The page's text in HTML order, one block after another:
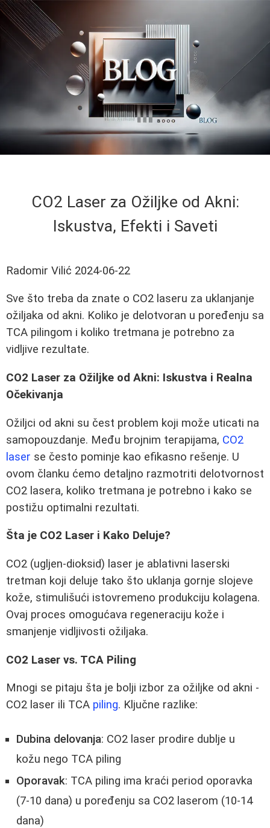
CO2 Laser za Ožiljke od Akni:
Iskustva, Efekti i Saveti
Radomir Vilić 2024-06-22
Sve što treba da znate o CO2 laseru za uklanjanje
ožiljaka od akni. Koliko je delotvoran u poređenju sa
TCA pilingom i koliko tretmana je potrebno za
vidljive rezultate.
CO2 Laser za Ožiljke od Akni: Iskustva i Realna
Očekivanja
Ožiljci od akni su čest problem koji može uticati na
samopouzdanje. Među brojnim terapijama, CO2
laser se često pominje kao efikasno rešenje. U
ovom članku ćemo detaljno razmotriti delotvornost
CO2 lasera, koliko tretmana je potrebno i kako se
postižu optimalni rezultati.
Šta je CO2 Laser i Kako Deluje?
CO2 (ugljen-dioksid) laser je ablativni laserski
tretman koji deluje tako što uklanja gornje slojeve
kože, stimulišući istovremeno produkciju kolagena.
Ovaj proces omogućava regeneraciju kože i
smanjenje vidljivosti ožiljaka.
CO2 Laser vs. TCA Piling
Mnogi se pitaju šta je bolji izbor za ožiljke od akni -
CO2 laser ili TCA piling. Ključne razlike:
Dubina delovanja: CO2 laser prodire dublje u
kožu nego TCA piling
Oporavak: TCA piling ima kraći period oporavka
(7-10 dana) u poređenju sa CO2 laserom (10-14
dana)